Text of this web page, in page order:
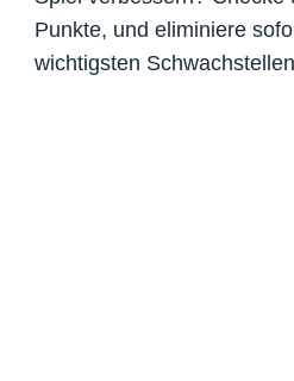
Punkte, und eliminiere
wichtigsten